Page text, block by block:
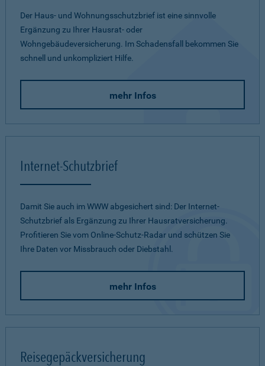
Der Haus- und Wohnungsschutzbrief ist eine sinnvolle
Ergänzung zu Ihrer Hausrat- oder
Wohngebäudeversicherung. Im Schadensfall bekommen Sie
schnell und unkompliziert Hilfe.
mehr Infos
Internet-Schutzbrief
Damit Sie auch im WWW abgesichert sind: Der Internet-
Schutzbrief als Ergänzung zu Ihrer Hausratversicherung.
Profitieren Sie vom Online-Schutz-Radar und schützen Sie
Ihre Daten vor Missbrauch oder Diebstahl.
mehr Infos
Reisegepäckversicherung